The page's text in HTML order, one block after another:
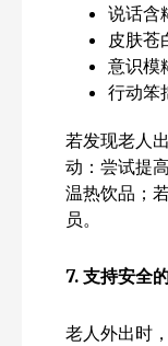
说话含
皮肤苍
意识模
行动笨
若发现老人
动：尝试提
温热饮品；
员。
7. 支持安全
老人外出时